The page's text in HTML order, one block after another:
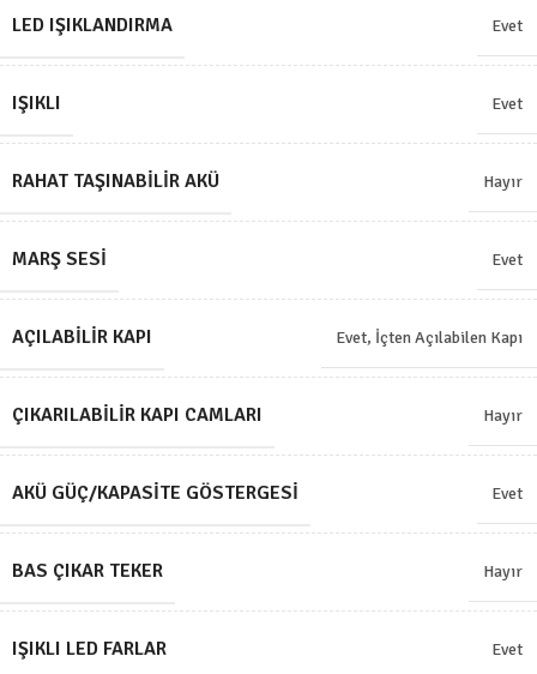
LED IŞIKLANDIRMA Evet
IŞIKLI Evet
RAHAT TAŞINABILIR AKÜ Hayır
MARŞ SESI Evet
AÇILABILIR KAPI Evet, İçten Açılabilen Kapı
ÇIKARILABILIR KAPI CAMLARI Hayır
AKÜ GÜÇ/KAPASITE GÖSTERGESI Evet
BAS ÇIKAR TEKER Hayır
IŞIKLI LED FARLAR Evet